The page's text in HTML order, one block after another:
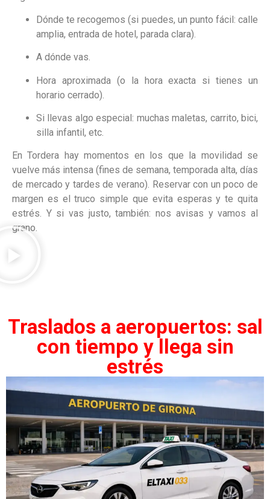
Dónde te recogemos (si puedes, un punto fácil: calle
amplia, entrada de hotel, parada clara).
A dónde vas.
Hora aproximada (o la hora exacta si tienes un
horario cerrado).
Si llevas algo especial: muchas maletas, carrito, bici,
silla infantil, etc.
En Tordera hay momentos en los que la movilidad se
vuelve más intensa (fines de semana, temporada alta, días
de mercado y tardes de verano). Reservar con un poco de
margen es el truco simple que evita esperas y te quita
estrés. Y si vas justo, también: nos avisas y vamos al
grano.
Traslados a aeropuertos: sal
con tiempo y llega sin
estrés